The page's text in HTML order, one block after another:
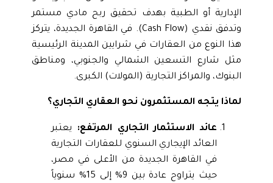
الإدارية أو الطبية بهدف تحقيق ربح مادي مستمر
وتدفق نقدي (Cash Flow). في القاهرة الجديدة، يتركز
هذا النوع من العقارات في شرايين المدينة الرئيسية
مثل شارع التسعين الشمالي والجنوبي، ومناطق
البنوك، والمراكز التجارية (المولات) الكبرى.
لماذا يتجه المستثمرون نحو العقاري التجاري؟
عائد الاستثمار التجاري المرتفع:يعتبر
العائد الإيجاري السنوي للعقارات التجارية
في القاهرة الجديدة من الأعلى في مصر،
حيث يتراوح عادة بين 9% إلى 15% سنوياً